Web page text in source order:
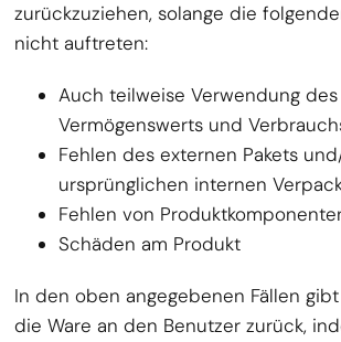
zurückzuziehen, solange die
nicht auftreten:
Auch teilweise Verwendung des
Vermögenswerts und
Fehlen des externen Pakets
ursprünglichen internen
Fehlen von
Schäden am Produkt
In den oben angegebenen Fällen
die Ware an den Benutzer zurück,